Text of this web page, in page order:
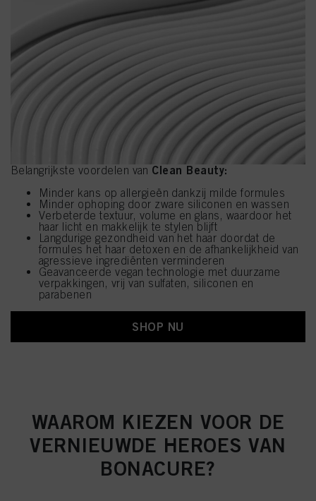
Belangrijkste voordelen van Clean Beauty:
Minder kans op allergieën dankzij milde formules
Minder ophoping door zware siliconen en wassen
Verbeterde textuur, volume en glans, waardoor het
haar licht en makkelijk te stylen blijft
Langdurige gezondheid van het haar doordat de
formules het haar detoxen en de afhankelijkheid van
agressieve ingrediënten verminderen
Geavanceerde vegan technologie met duurzame
verpakkingen, vrij van sulfaten, siliconen en
parabenen
SHOP NU
WAAROM KIEZEN VOOR DE
VERNIEUWDE HEROES VAN
BONACURE?